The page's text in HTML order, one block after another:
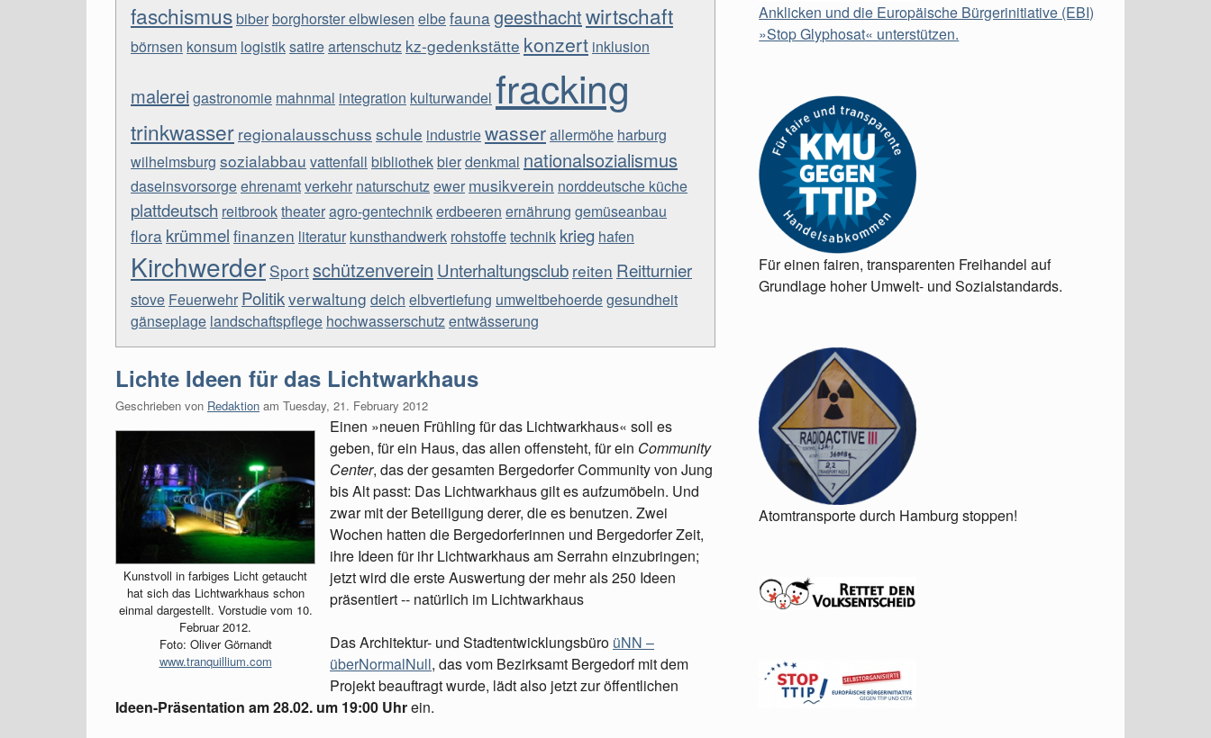
faschismusbiberborghorster elbwiesen elbefaunageesthachtwirtschaft
börnsen konsum logistiksatireartenschutz kz-gedenkstätte konzert inklusion
malereigastronomie mahnmal integration kulturwandel fracking
trinkwasser regionalausschuss schule industriewasserallermöhe harburg
wilhelmsburg sozialabbau vattenfall bibliothekbierdenkmal nationalsozialismus
daseinsvorsorgeehrenamtverkehr naturschutzewer musikverein norddeutsche küche
plattdeutsch reitbrooktheateragro-gentechnikerdbeeren ernährung gemüseanbau
flora krümmel finanzen literatur kunsthandwerk rohstoffetechnik krieg hafen
Kirchwerder Sportschützenverein Unterhaltungsclub reiten Reitturnier
stove Feuerwehr Politikverwaltung deich elbvertiefung umweltbehoerdegesundheit
gänseplage landschaftspflege hochwasserschutzentwässerung
Lichte Ideen für das Lichtwarkhaus
Geschrieben von Redaktion am Tuesday, 21. February 2012
Kunstvoll in farbiges Licht getaucht
hat sich das Lichtwarkhaus schon
einmal dargestellt. Vorstudie vom 10.
Februar 2012.
Foto: Oliver Görnandt
www.tranquillium.com
Einen »neuen Frühling für das Lichtwarkhaus« soll es
geben, für ein Haus, das allen offensteht, für ein Community
Center, das der gesamten Bergedorfer Community von Jung
bis Alt passt: Das Lichtwarkhaus gilt es aufzumöbeln. Und
zwar mit der Beteiligung derer, die es benutzen. Zwei
Wochen hatten die Bergedorferinnen und Bergedorfer Zeit,
ihre Ideen für ihr Lichtwarkhaus am Serrahn einzubringen;
jetzt wird die erste Auswertung der mehr als 250 Ideen
präsentiert -- natürlich im Lichtwarkhaus
Das Architektur- und Stadtentwicklungsbüro üNN –
überNormalNull, das vom Bezirksamt Bergedorf mit dem
Projekt beauftragt wurde, lädt also jetzt zur öffentlichen
Ideen-Präsentation am 28.02. um 19:00 Uhrein.
Anklicken und die Europäische Bürgerinitiative (EBI)
»Stop Glyphosat« unterstützen.
Für einen fairen, transparenten Freihandel auf
Grundlage hoher Umwelt- und Sozialstandards.
Atomtransporte durch Hamburg stoppen!